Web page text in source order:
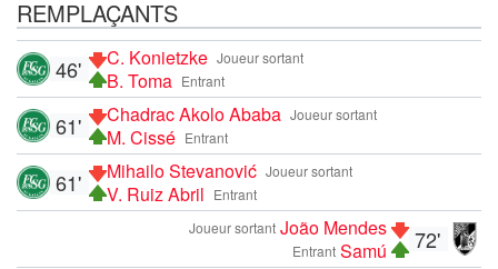
REMPLAÇANTS
Joueur sortant
C. Konietzke
Entrant
B. Toma
46'
Joueur sortant
Chadrac Akolo Ababa
Entrant
M. Cissé
61'
Joueur sortant
Mihailo Stevanović
Entrant
V. Ruiz Abril
61'
72'
Joueur sortant João Mendes
Entrant Samú